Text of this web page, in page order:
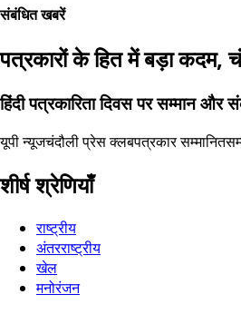
संबंधित खबरें
पत्रकारों के हित में बड़ा कदम,
हिंदी पत्रकारिता दिवस पर सम्मान और
यूपी न्यूजचंदौली प्रेस क्लबपत्रकार सम्मानित
शीर्ष श्रेणियाँ
राष्ट्रीय
अंतरराष्ट्रीय
खेल
मनोरंजन